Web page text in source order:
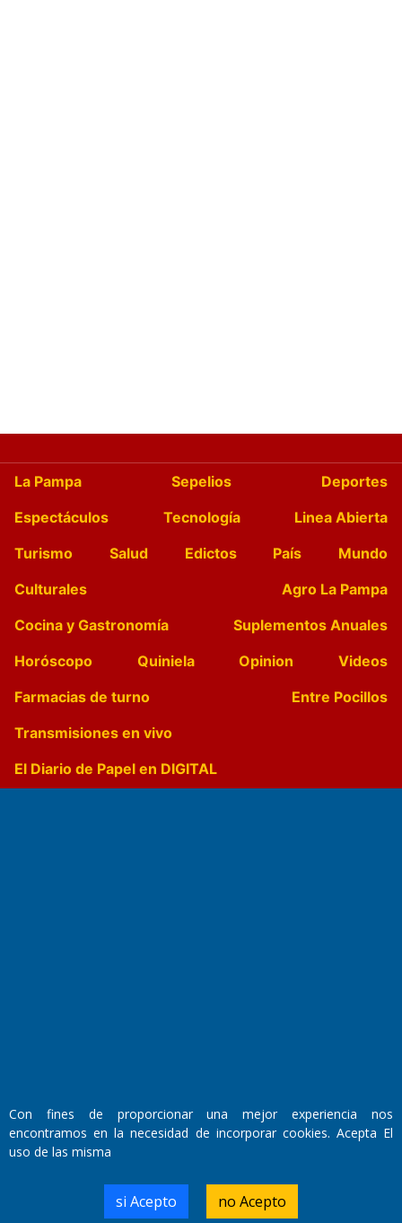
La Pampa Sepelios
Deportes
Espectáculos
Tecnología
Linea Abierta
Turismo
Salud Edictos País
Mundo
Culturales
Agro La Pampa
Cocina y Gastronomía
Suplementos Anuales
Horóscopo
Quiniela Opinion
Videos
Farmacias de turno
Entre Pocillos
Transmisiones en vivo
El Diario de Papel en DIGITAL
Director Periodístico:
Walter René Goñi
Domicilio Legal: José Ingenieros 855,
Santa Rosa, La Pampa.
Con fines de proporcionar una mejor experiencia nos
encontramos en la necesidad de incorporar cookies. Acepta El
uso de las misma
si Acepto no Acepto